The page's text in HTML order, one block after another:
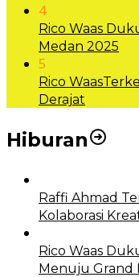
4
Rico Waas
Medan 2025
5
Rico
Derajat
Hiburan
Raffi Ahmad
Kolaborasi
Rico Waas
Menuju Grand